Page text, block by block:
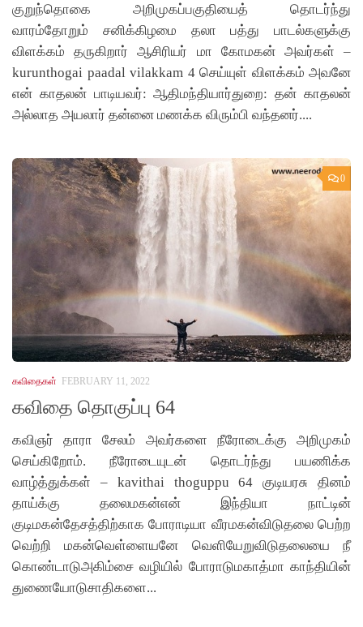
குறுந்தொகை அறிமுகப்பகுதியைத் தொடர்ந்து
வாரம்தோறும் சனிக்கிழமை தலா பத்து பாடல்களுக்கு
விளக்கம் தருகிறார் ஆசிரியர் மா கோமகன் அவர்கள் –
kurunthogai paadal vilakkam 4 செய்யுள் விளக்கம் அவனே
என் காதலன் பாடியவர்: ஆதிமந்தியார்துறை: தன் காதலன்
அல்லாத அயலார் தன்னை மணக்க விரும்பி வந்தனர்....
0
கவிதைகள் FEBRUARY 11, 2022
கவிதை தொகுப்பு 64
கவிஞர் தாரா சேலம் அவர்களை நீரோடைக்கு அறிமுகம்
செய்கிறோம். நீரோடையுடன் தொடர்ந்து பயணிக்க
வாழ்த்துக்கள் – kavithai thoguppu 64 குடியரசு தினம்
தாய்க்கு தலைமகன்என் இந்தியா நாட்டின்
குடிமகன்தேசத்திற்காக போராடியா வீரமகன்விடுதலை பெற்ற
வெற்றி மகன்வெள்ளையனே வெளியேறுவிடுதலையை நீ
கொண்டாடுஅகிம்சை வழியில் போராடுமகாத்மா காந்தியின்
துணையோடுசாதிகளை...